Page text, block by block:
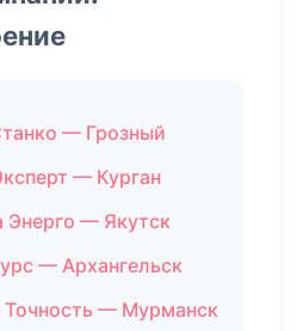
— Грозный
— Курган
Энерго — Якутск
— Архангельск
Точность — Мурманск